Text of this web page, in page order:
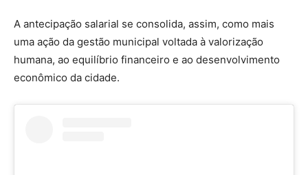
A antecipação salarial se consolida, assim, como mais
uma ação da gestão municipal voltada à valorização
humana, ao equilíbrio financeiro e ao desenvolvimento
econômico da cidade.